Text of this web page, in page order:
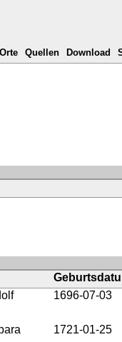
Orte Quellen Download
1696-07-03
1721-01-25